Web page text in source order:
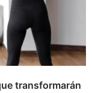
transformarán